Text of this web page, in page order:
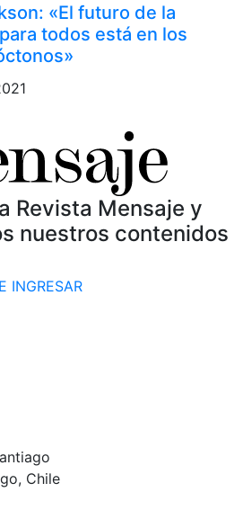
«El futuro de la
todos está en los
Revista Mensaje y
nuestros contenidos
INGRESAR
Chile